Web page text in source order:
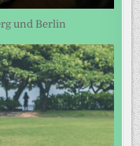
und Berlin